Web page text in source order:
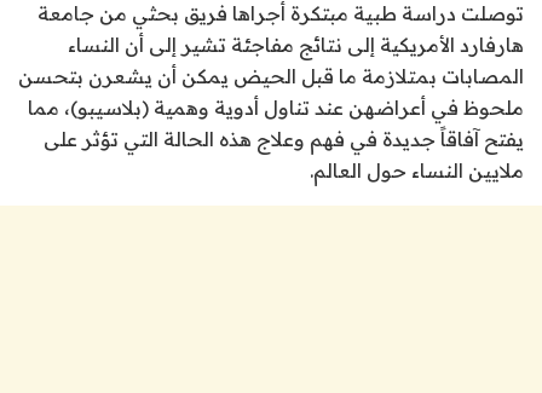
توصلت دراسة طبية مبتكرة أجراها فريق بحثي من جامعة
هارفارد الأمريكية إلى نتائج مفاجئة تشير إلى أن النساء
المصابات بمتلازمة ما قبل الحيض يمكن أن يشعرن بتحسن
ملحوظ في أعراضهن عند تناول أدوية وهمية (بلاسيبو)، مما
يفتح آفاقاً جديدة في فهم وعلاج هذه الحالة التي تؤثر على
ملايين النساء حول العالم.